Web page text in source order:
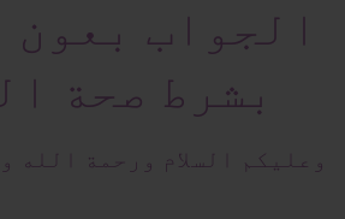
الجواب بعون
بشرط صحة
وعلیکم السلام ورحمة الله